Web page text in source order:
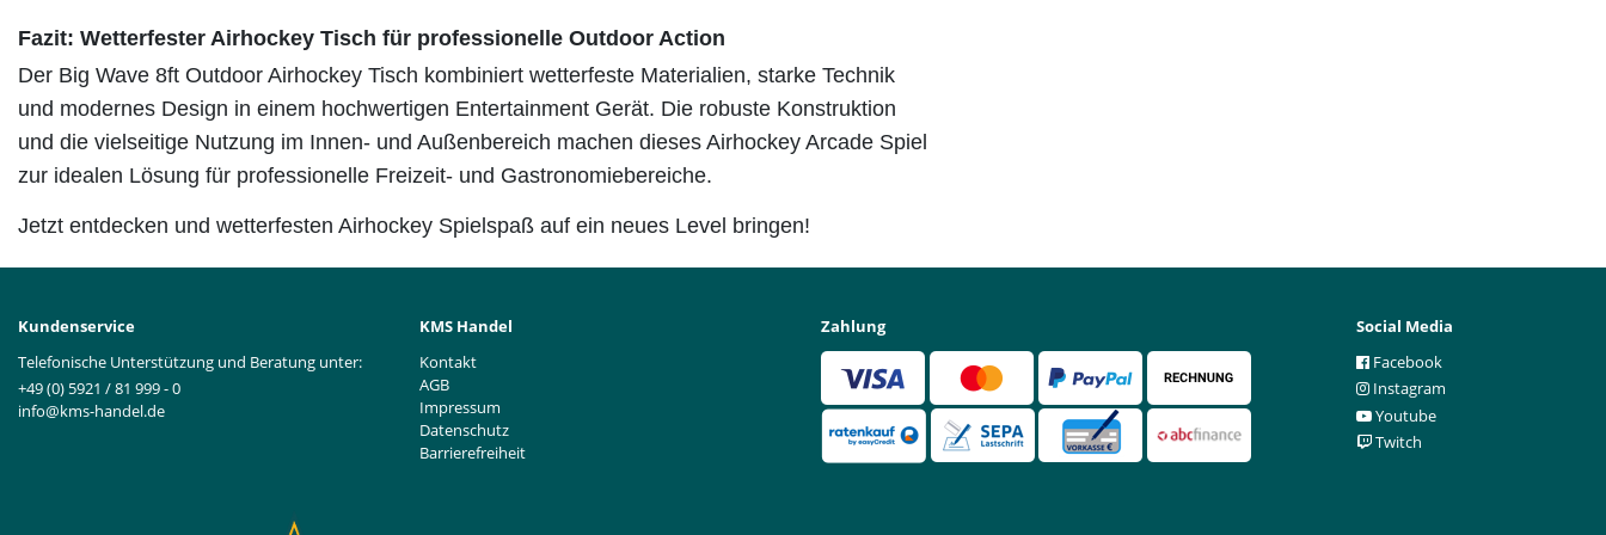
Fazit: Wetterfester Airhockey Tisch für professionelle Outdoor Action
Der Big Wave 8ft Outdoor Airhockey Tisch kombiniert wetterfeste Materialien, starke Technik
und modernes Design in einem hochwertigen Entertainment Gerät. Die robuste Konstruktion
und die vielseitige Nutzung im Innen- und Außenbereich machen dieses Airhockey Arcade Spiel
zur idealen Lösung für professionelle Freizeit- und Gastronomiebereiche.
Jetzt entdecken und wetterfesten Airhockey Spielspaß auf ein neues Level bringen!
Kundenservice
Telefonische Unterstützung und Beratung unter:
+49 (0) 5921 / 81 999 - 0
info@kms-handel.de
KMS Handel
Kontakt
AGB
Impressum
Datenschutz
Barrierefreiheit
Zahlung
Social Media
Facebook
Instagram
Youtube
Twitch